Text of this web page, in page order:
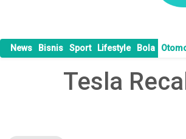
News Bisnis Sport Lifestyle Bola
Tesla